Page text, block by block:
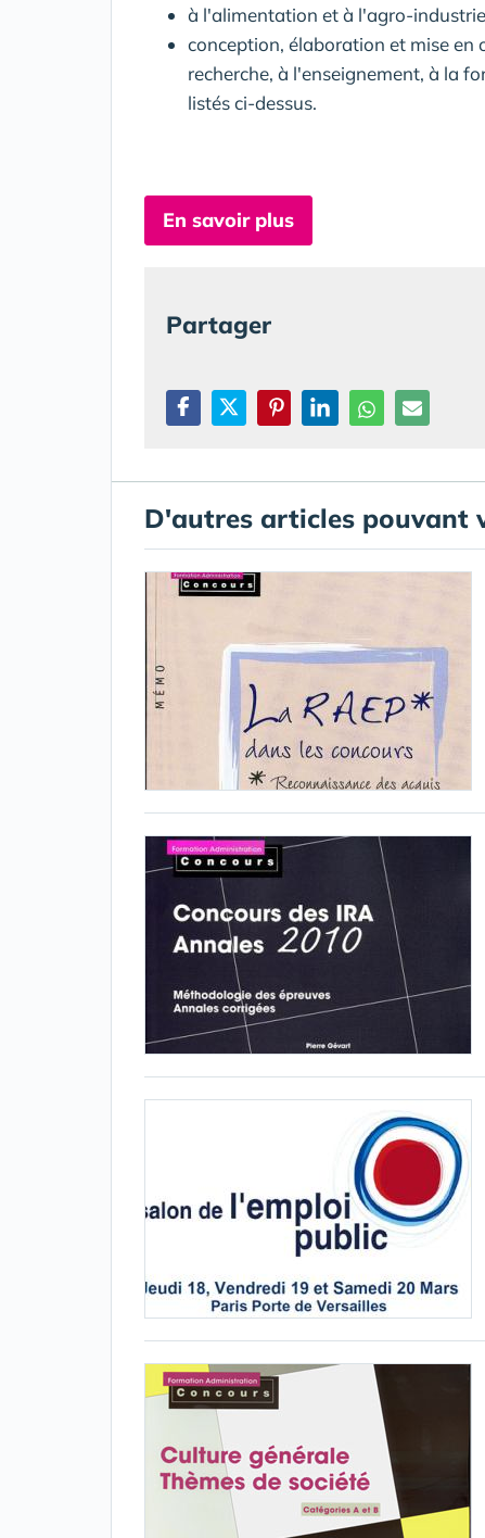
à l'alimentation et à l'agro-
conception, élaboration et mise en
recherche, à l'enseignement, à la
listés ci-dessus.
En savoir plus
Partager
D'autres articles pouvant